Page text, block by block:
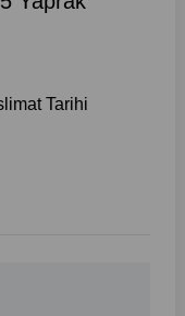
Tarihi